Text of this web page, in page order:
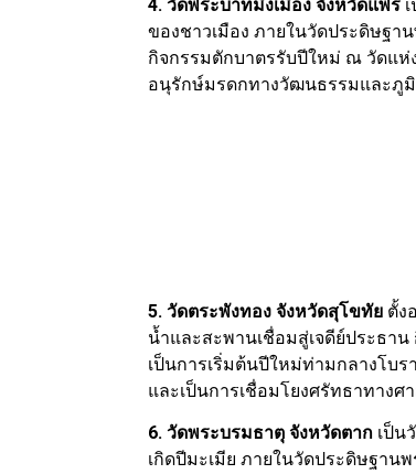
4. วัดพระบาทมิ่งเมือง จังหวัดแพร่
ของชาวเมือง ภายในวัดประดิษฐ
กิจกรรมตักบาตรรับปีใหม่ ณ วัดแ
อนุรักษ์มรดกทางวัฒนธรรมและภู
5. วัดตระพังทอง จังหวัดสุโขทัย ตั้ง
น้ำและสะพานเชื่อมสู่เจดีย์ประธา
เป็นการเริ่มต้นปีใหม่ท่ามกลางโบ
และเป็นการเชื่อมโยงศรัทธาทางศ
6. วัดพระบรมธาตุ จังหวัดตาก เป็น
เกิดปีมะเมีย ภายในวัดประดิษฐาน